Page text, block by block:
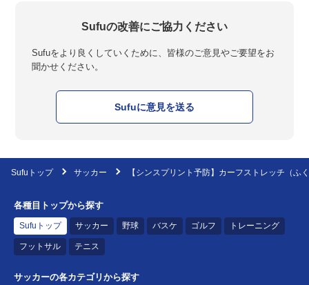
Sufuの改善にご協力ください
Sufuをより良くしていくために、皆様のご意見やご要望をお
聞かせください。
Sufuに意見を送る
Sufuトップ サッカー 【シンスプリント予防】カーフストレッチ（ふ
各種目トップから探す
Sufuトップ サッカー 野球 バスケ ゴルフ トレーニング
フットサル テニス
サッカーの各カテゴリから探す